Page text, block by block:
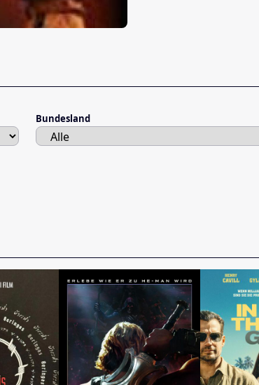
Bundesland